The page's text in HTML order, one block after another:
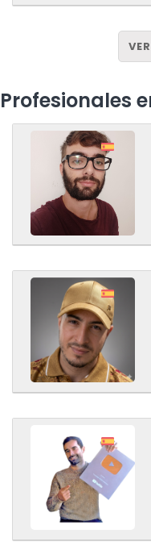
Profesionales